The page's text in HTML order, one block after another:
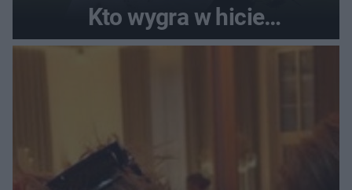
Kto wygra w hicie
Ekstraklasy?